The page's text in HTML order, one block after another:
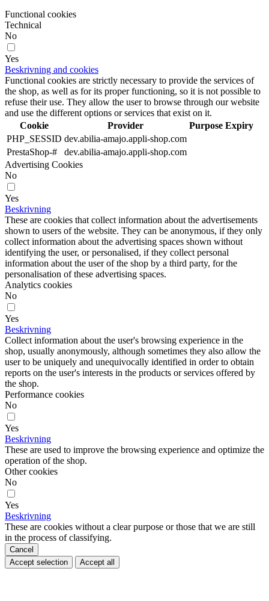
Functional cookies
Technical
No
Yes
Beskrivning and cookies
Functional cookies are strictly necessary to provide the services of
the shop, as well as for its proper functioning, so it is not possible to
refuse their use. They allow the user to browse through our website
and use the different options or services that exist on it.
Cookie
Provider Purpose Expiry
PHP_SESSID dev.abilia-amajo.appli-shop.com
PrestaShop-#
dev.abilia-amajo.appli-shop.com
Advertising Cookies
No
Yes
Beskrivning
These are cookies that collect information about the advertisements
shown to users of the website. They can be anonymous, if they only
collect information about the advertising spaces shown without
identifying the user, or personalised, if they collect personal
information about the user of the shop by a third party, for the
personalisation of these advertising spaces.
Analytics cookies
No
Yes
Beskrivning
Collect information about the user's browsing experience in the
shop, usually anonymously, although sometimes they also allow the
user to be uniquely and unequivocally identified in order to obtain
reports on the user's interests in the products or services offered by
the shop.
Performance cookies
No
Yes
Beskrivning
These are used to improve the browsing experience and optimize the
operation of the shop.
Other cookies
No
Yes
Beskrivning
These are cookies without a clear purpose or those that we are still
in the process of classifying.
Cancel
Accept selection
Accept all